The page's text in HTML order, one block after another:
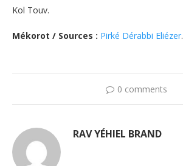
Kol Touv.
Mékorot / Sources : Pirké Dérabbi Eliézer.
0 comments
RAV YÉHIEL BRAND